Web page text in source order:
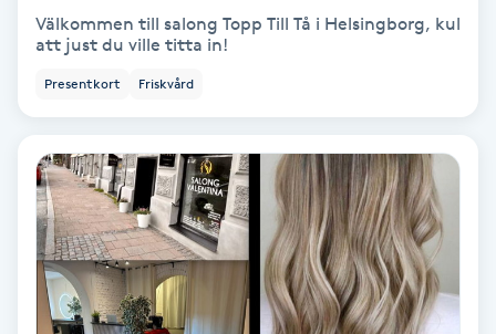
Tatueringsborttagning
Thaimassage
Toning
Torr hårbotten
Välkommen till salong Topp Till Tå i Helsingborg, kul
att just du ville titta in!
Presentkort Friskvård